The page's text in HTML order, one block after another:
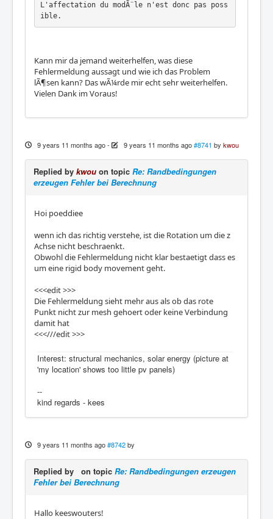
L'affectation du modÃ¨le n'est donc pas poss
ible.
Kann mir da jemand weiterhelfen, was diese
Fehlermeldung aussagt und wie ich das Problem
lÃ¶sen kann? Das wÃ¼rde mir echt sehr weiterhelfen.
Vielen Dank im Voraus!
9 years 11 months ago- 9 years 11 months ago #8741 by kwou
Replied by kwou on topic Re: Randbedingungen
erzeugen Fehler bei Berechnung
Hoi poeddiee
wenn ich das richtig verstehe, ist die Rotation um die z
Achse nicht beschraenkt.
Obwohl die Fehlermeldung nicht klar bestaetigt dass es
um eine rigid body movement geht.
<<<edit >>>
Die Fehlermeldung sieht mehr aus als ob das rote
Punkt nicht zur mesh gehoert oder keine Verbindung
damit hat
<<<///edit >>>
Interest: structural mechanics, solar energy (picture at
'my location' shows too little pv panels)
--
kind regards - kees
9 years 11 months ago #8742 by
Replied by on topic Re: Randbedingungen erzeugen
Fehler bei Berechnung
Hallo keeswouters!